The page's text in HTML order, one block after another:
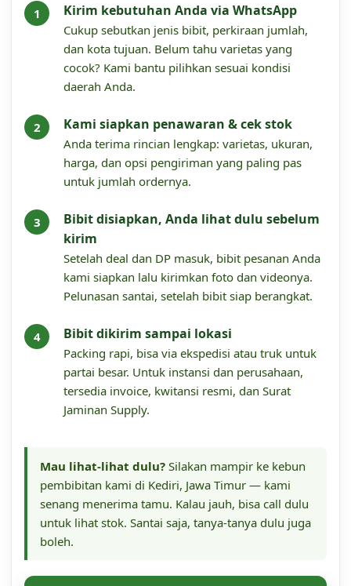
Kirim kebutuhan Anda via WhatsApp
Cukup sebutkan jenis bibit, perkiraan jumlah,
dan kota tujuan. Belum tahu varietas yang
cocok? Kami bantu pilihkan sesuai kondisi
daerah Anda.
Kami siapkan penawaran & cek stok
Anda terima rincian lengkap: varietas, ukuran,
harga, dan opsi pengiriman yang paling pas
untuk jumlah ordernya.
Bibit disiapkan, Anda lihat dulu sebelum
kirim
Setelah deal dan DP masuk, bibit pesanan Anda
kami siapkan lalu kirimkan foto dan videonya.
Pelunasan santai, setelah bibit siap berangkat.
Bibit dikirim sampai lokasi
Packing rapi, bisa via ekspedisi atau truk untuk
partai besar. Untuk instansi dan perusahaan,
tersedia invoice, kwitansi resmi, dan Surat
Jaminan Supply.
Mau lihat-lihat dulu? Silakan mampir ke kebun
pembibitan kami di Kediri, Jawa Timur — kami
senang menerima tamu. Kalau jauh, bisa call dulu
untuk lihat stok. Santai saja, tanya-tanya dulu juga
boleh.